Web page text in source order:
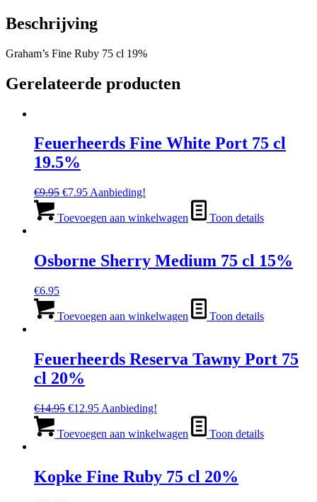
Beschrijving
Graham’s Fine Ruby 75 cl 19%
Gerelateerde producten
Feuerheerds Fine White Port 75 cl
19.5%
€9.95 Oorspronkelijke
was:
€7.95Huidige
is:
Aanbieding!
Toevoegen aan winkelwagen Toon details
Osborne Sherry Medium 75 cl 15%
€6.95
Toevoegen aan winkelwagen Toon details
Feuerheerds Reserva Tawny Port 75
cl 20%
€14.95 Oorspronkelijke
was:
€12.95Huidige
is:
Aanbieding!
Toevoegen aan winkelwagen Toon details
Kopke Fine Ruby 75 cl 20%